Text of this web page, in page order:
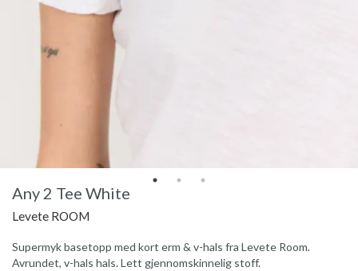
Any 2 Tee White
Levete ROOM
Supermyk basetopp med kort erm & v-hals fra Levete Room.
Avrundet, v-hals hals. Lett gjennomskinnelig stoff.